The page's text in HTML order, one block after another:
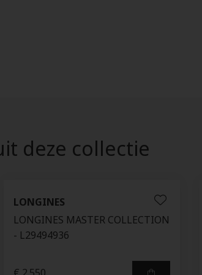
deze collectie
LONGINES
LONGINES MASTER COLLECTION
- L29494936